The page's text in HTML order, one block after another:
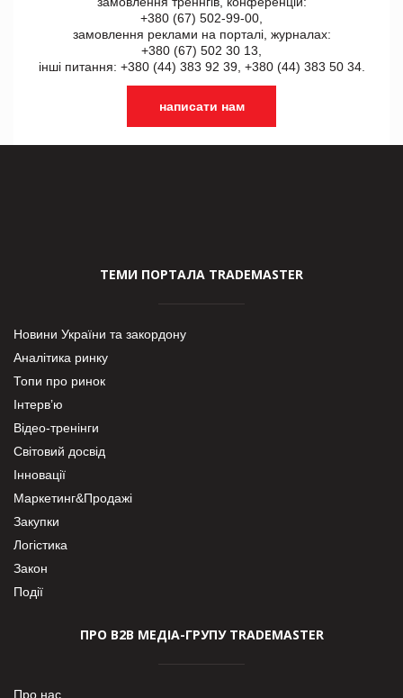
+380 (67) 502-99-00,
замовлення реклами на порталі, журналах:
+380 (67) 502 30 13,
інші питання: +380 (44) 383 92 39, +380 (44) 383 50 34.
написати нам
ТЕМИ ПОРТАЛА TRADEMASTER
Новини України та закордону
Аналітика ринку
Топи про ринок
Інтерв’ю
Відео-тренінги
Світовий досвід
Інновації
Маркетинг&Продажі
Закупки
Логістика
Закон
Події
ПРО В2В МЕДІА-ГРУПУ TRADEMASTER
Про нас